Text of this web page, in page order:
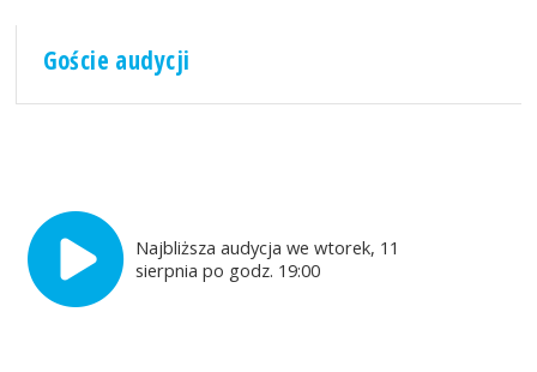
Goście audycji
Najbliższa audycja we wtorek, 11
sierpnia po godz. 19:00